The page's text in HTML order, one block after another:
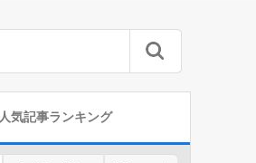
人気記事ランキング